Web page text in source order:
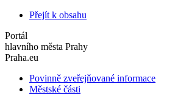
Přejít k obsahu
Portál
hlavního města Prahy
Praha.eu
Povinně zveřejňované informace
Městské části